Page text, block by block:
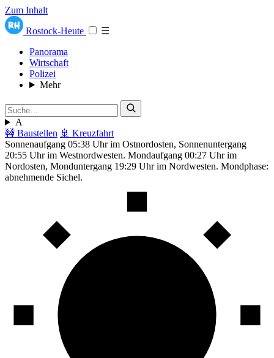
Zum Inhalt
Rostock-Heute
☰
Panorama
Wirtschaft
Polizei
Mehr
A
🚧 Baustellen 🚢 Kreuzfahrt
Sonnenaufgang 05:38 Uhr im Ostnordosten, Sonnenuntergang
20:55 Uhr im Westnordwesten. Mondaufgang 00:27 Uhr im
Nordosten, Monduntergang 19:29 Uhr im Nordwesten. Mondphase:
abnehmende Sichel.